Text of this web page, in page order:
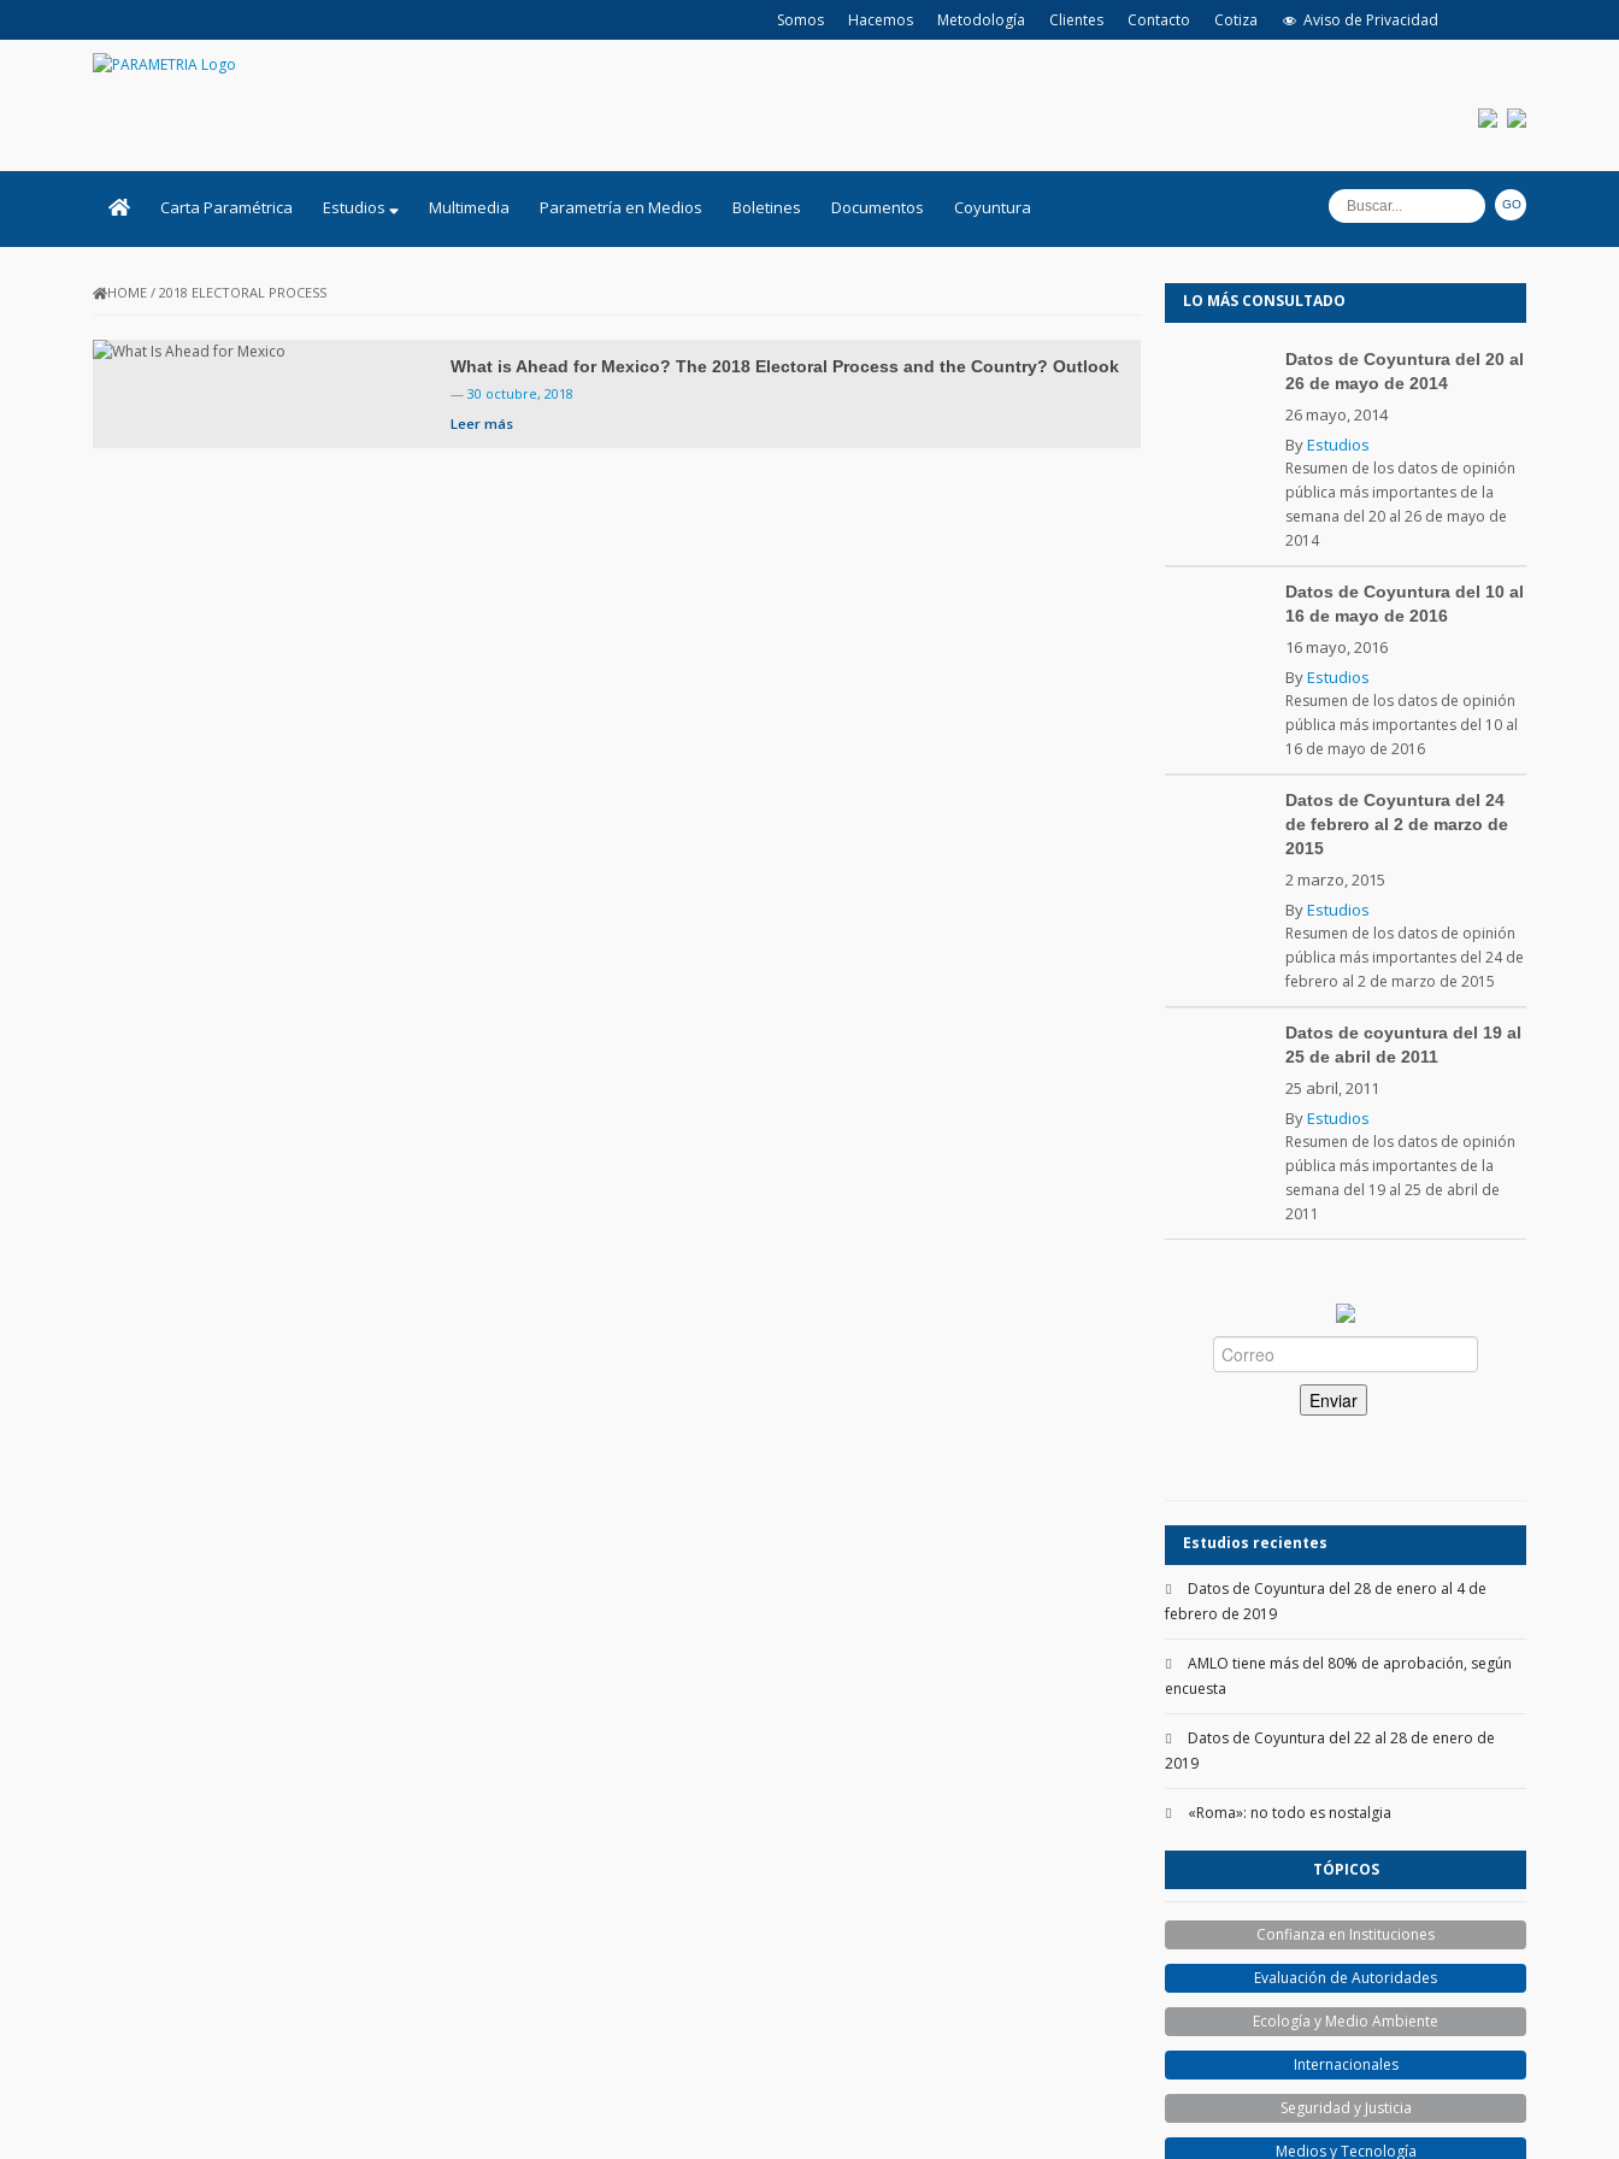
Somos Hacemos Metodología Clientes Contacto Cotiza Aviso de Privacidad
Carta Paramétrica Estudios Multimedia Parametría en Medios Boletines Documentos Coyuntura
HOME /2018 ELECTORAL PROCESS
What is Ahead for Mexico? The 2018 Electoral Process and the Country? Outlook
— 30 octubre, 2018
Leer más
LO MÁS CONSULTADO
Datos de Coyuntura del 20 al
26 de mayo de 2014
26 mayo, 2014
ByEstudios
Resumen de los datos de opinión
pública más importantes de la
semana del 20 al 26 de mayo de
2014
Datos de Coyuntura del 10 al
16 de mayo de 2016
16 mayo, 2016
ByEstudios
Resumen de los datos de opinión
pública más importantes del 10 al
16 de mayo de 2016
Datos de Coyuntura del 24
de febrero al 2 de marzo de
2015
2 marzo, 2015
ByEstudios
Resumen de los datos de opinión
pública más importantes del 24 de
febrero al 2 de marzo de 2015
Datos de coyuntura del 19 al
25 de abril de 2011
25 abril, 2011
ByEstudios
Resumen de los datos de opinión
pública más importantes de la
semana del 19 al 25 de abril de
2011
Estudios recientes
Datos de Coyuntura del 28 de enero al 4 de
febrero de 2019
AMLO tiene más del 80% de aprobación, según
encuesta
Datos de Coyuntura del 22 al 28 de enero de
2019
«Roma»: no todo es nostalgia
TÓPICOS
Confianza en Instituciones
Evaluación de Autoridades
Ecología y Medio Ambiente
Internacionales
Seguridad y Justicia
Medios y Tecnología